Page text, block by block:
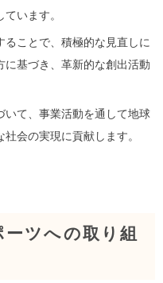
います。
ことで、積極的な見直しに
基づき、革新的な創出活動
いて、事業活動を通して地球
会の実現に貢献します。
ツへの取り組